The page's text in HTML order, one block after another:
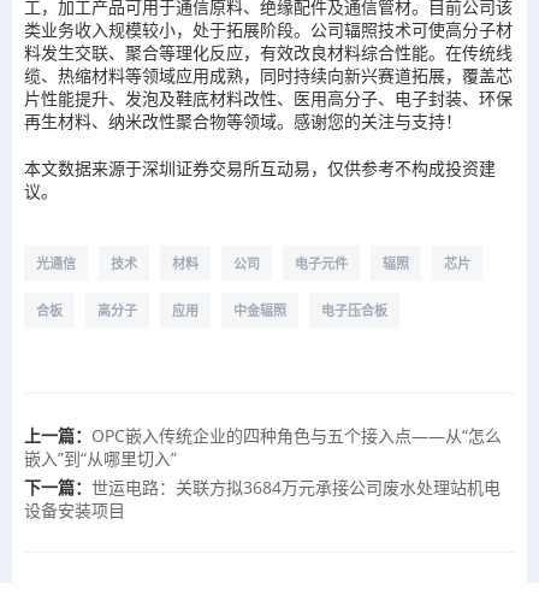
工，加工产品可用于通信原料、绝缘配件及通信管材。目前公司该
类业务收入规模较小，处于拓展阶段。公司辐照技术可使高分子材
料发生交联、聚合等理化反应，有效改良材料综合性能。在传统线
缆、热缩材料等领域应用成熟，同时持续向新兴赛道拓展，覆盖芯
片性能提升、发泡及鞋底材料改性、医用高分子、电子封装、环保
再生材料、纳米改性聚合物等领域。感谢您的关注与支持！
本文数据来源于深圳证券交易所互动易，仅供参考不构成投资建
议。
光通信 技术 材料 公司 电子元件 辐照 芯片
合板 高分子 应用 中金辐照 电子压合板
上一篇： OPC嵌入传统企业的四种角色与五个接入点——从“怎么
嵌入”到“从哪里切入”
下一篇： 世运电路：关联方拟3684万元承接公司废水处理站机电
设备安装项目